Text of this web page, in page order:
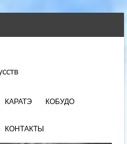
КАРАТЭ КОБУДО
КОНТАКТЫ